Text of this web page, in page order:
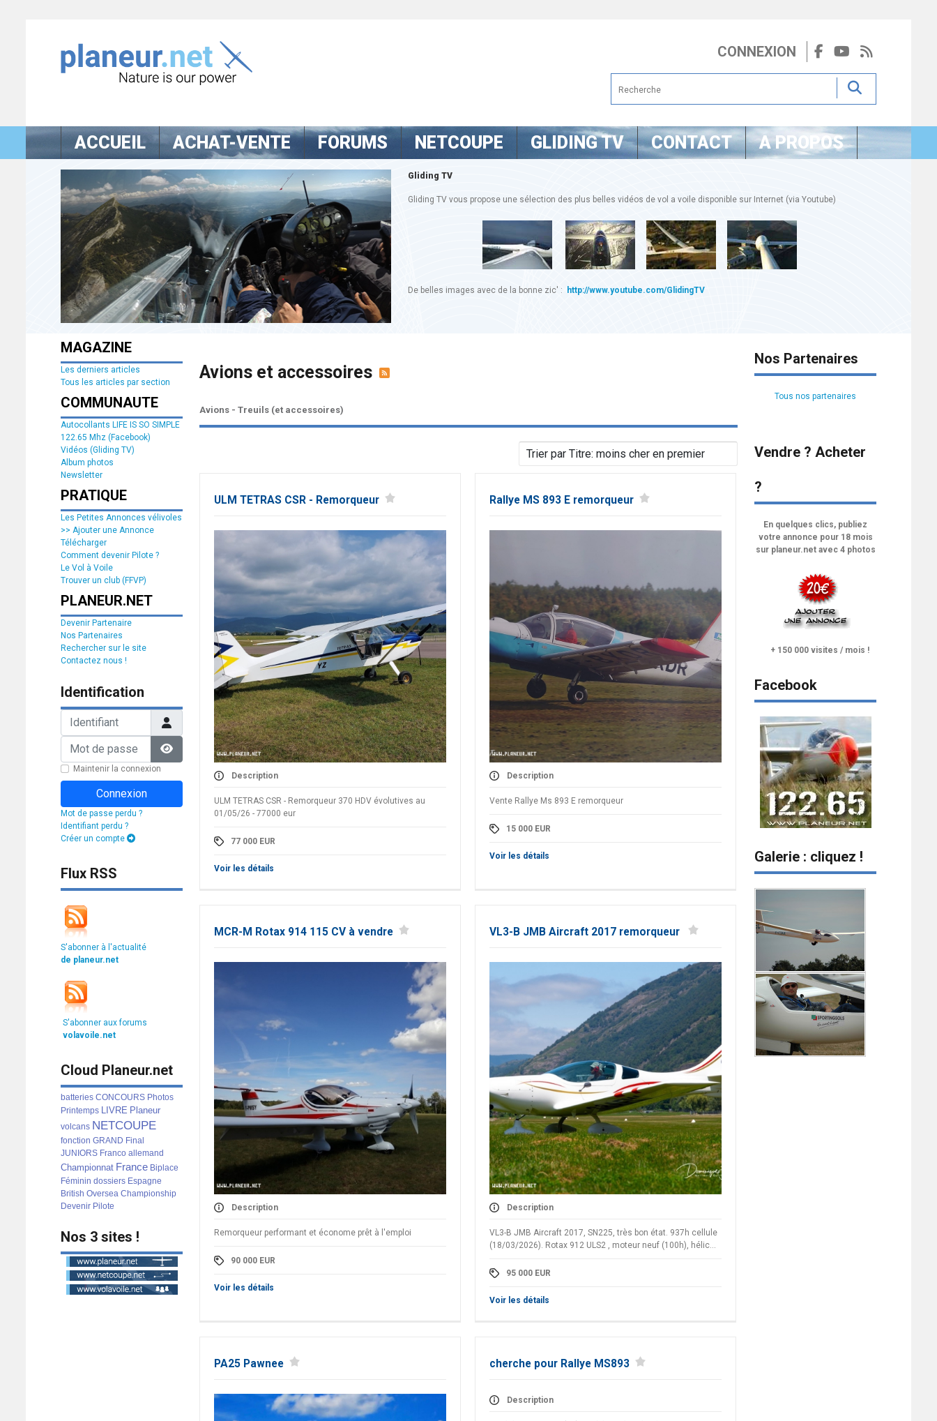
CONNEXION
ACCUEIL ACHAT-VENTE FORUMS NETCOUPE GLIDING TV CONTACT A PROPOS
Gliding TV
Gliding TV vous propose une sélection des plus belles vidéos de vol a voile disponible sur Internet (via Youtube)
De belles images avec de la bonne zic' : http://www.youtube.com/GlidingTV
MAGAZINE
Les derniers articles
Tous les articles par section
COMMUNAUTE
Autocollants LIFE IS SO SIMPLE
122.65 Mhz (Facebook)
Vidéos (Gliding TV)
Album photos
Newsletter
PRATIQUE
Les Petites Annonces vélivoles
>> Ajouter une Annonce
Télécharger
Comment devenir Pilote ?
Le Vol à Voile
Trouver un club (FFVP)
PLANEUR.NET
Devenir Partenaire
Nos Partenaires
Rechercher sur le site
Contactez nous !
Identification
Identifiant
Mot de passe
Afficher le mot de passe
Maintenir la connexion
Connexion
Mot de passe perdu ?
Identifiant perdu ?
Créer un compte
Flux RSS
S'abonner à l'actualité
de planeur.net
S'abonner aux forums
volavoile.net
Cloud Planeur.net
batteries CONCOURS Photos
Printemps LIVRE Planeur
volcans NETCOUPE
fonction GRAND Final
JUNIORS Franco allemand
Championnat France Biplace
Féminin dossiers Espagne
British Oversea Championship
Devenir Pilote
Nos 3 sites !
Avions et accessoires
Avions - Treuils (et accessoires)
ULM TETRAS CSR - Remorqueur
Description
ULM TETRAS CSR - Remorqueur 370 HDV évolutives au
01/05/26 - 77000 eur
77 000 EUR
Voir les détails
Rallye MS 893 E remorqueur
Description
Vente Rallye Ms 893 E remorqueur
15 000 EUR
Voir les détails
MCR-M Rotax 914 115 CV à vendre
Description
Remorqueur performant et économe prêt à l'emploi
90 000 EUR
Voir les détails
VL3-B JMB Aircraft 2017 remorqueur
Description
VL3-B JMB Aircraft 2017, SN225, très bon état. 937h cellule
(18/03/2026). Rotax 912 ULS2 , moteur neuf (100h), hélic...
95 000 EUR
Voir les détails
PA25 Pawnee cherche pour Rallye MS893
Description
Nos Partenaires
Tous nos partenaires
Vendre ? Acheter
?
En quelques clics, publiez
votre annonce pour 18 mois
sur planeur.net avec 4 photos
+ 150 000 visites / mois !
Facebook
Galerie : cliquez !